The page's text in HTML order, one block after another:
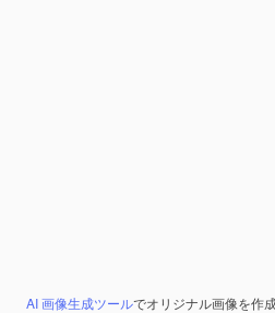
AI 画像生成ツールでオリジナル画像を作成